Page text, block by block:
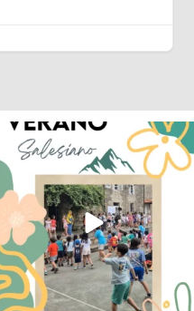
La diversión y la alegría también se han
sentido...
97 0